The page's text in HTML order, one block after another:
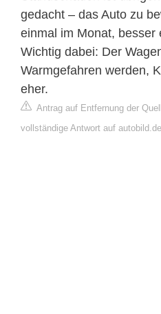
gedacht – das Auto zu
einmal im Monat, besser
Wichtig dabei: Der
Warmgefahren werden,
eher.
Antrag auf Entfernung der
vollständige Antwort auf